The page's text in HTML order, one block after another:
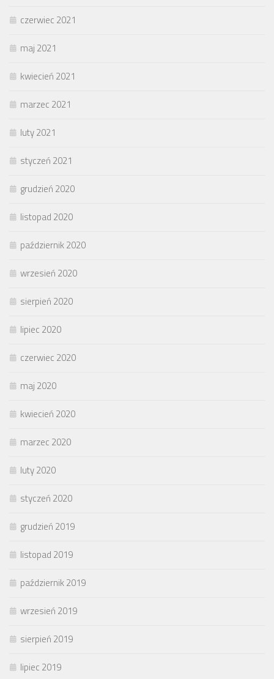
czerwiec 2021
maj 2021
kwiecień 2021
marzec 2021
luty 2021
styczeń 2021
grudzień 2020
listopad 2020
październik 2020
wrzesień 2020
sierpień 2020
lipiec 2020
czerwiec 2020
maj 2020
kwiecień 2020
marzec 2020
luty 2020
styczeń 2020
grudzień 2019
listopad 2019
październik 2019
wrzesień 2019
sierpień 2019
lipiec 2019